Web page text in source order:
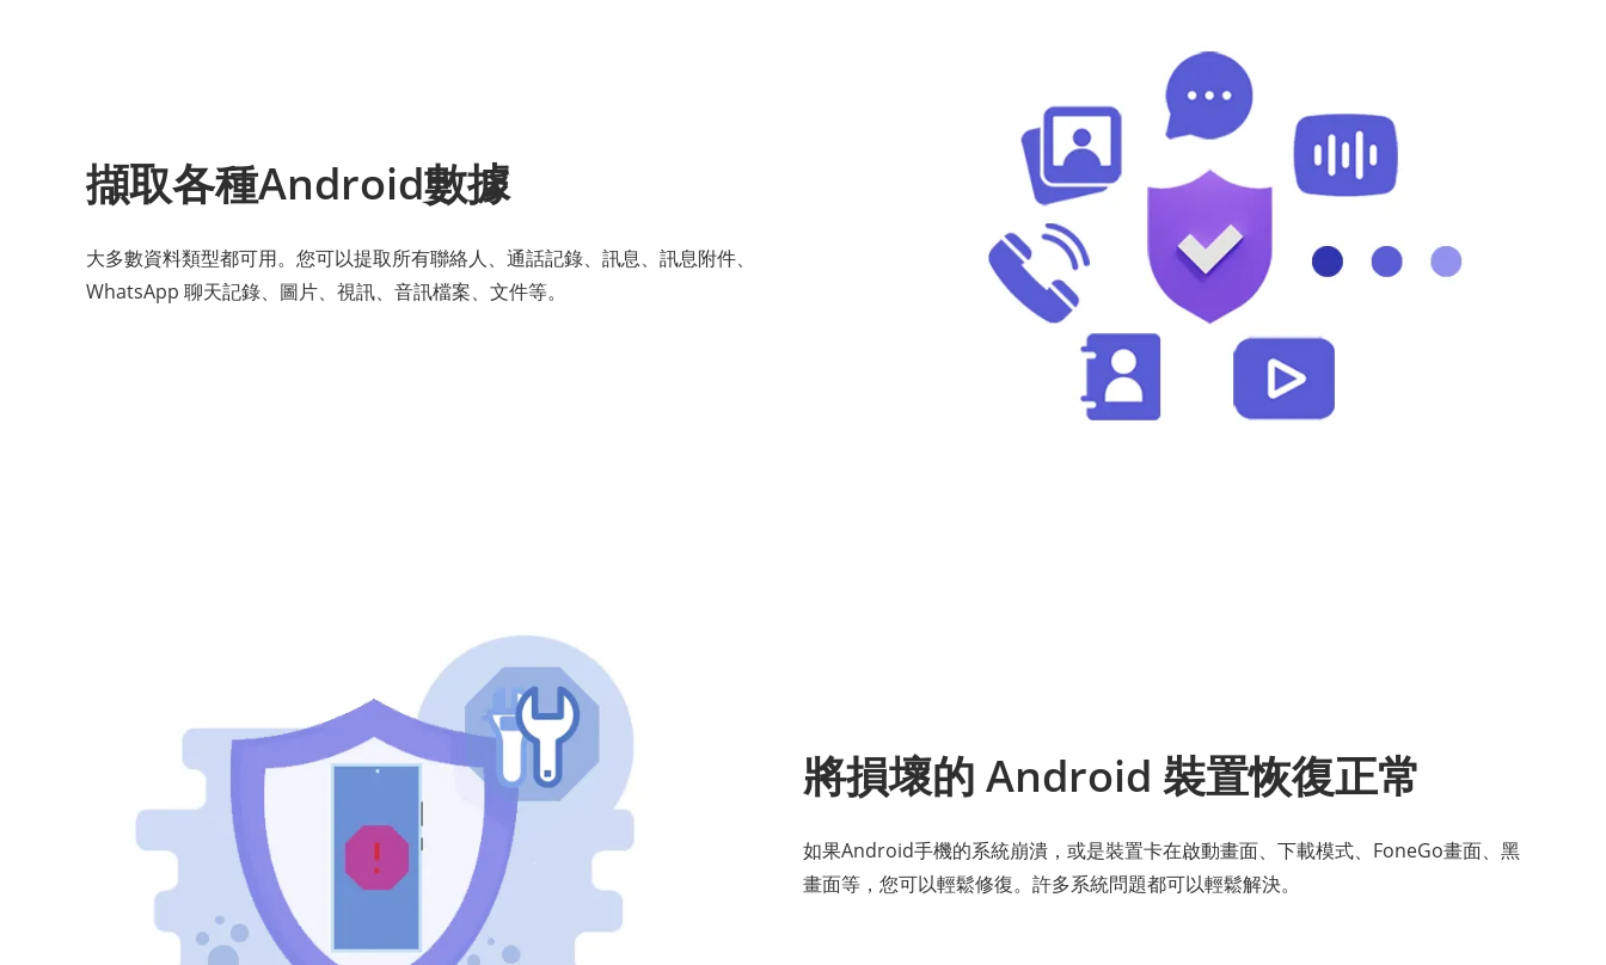
擷取各種Android數據
大多數資料類型都可用。您可以提取所有聯絡人、通話記錄、訊息、訊息附件、
WhatsApp 聊天記錄、圖片、視訊、音訊檔案、文件等。
將損壞的 Android 裝置恢復正常
如果Android手機的系統崩潰，或是裝置卡在啟動畫面、下載模式、FoneGo畫面、黑
畫面等，您可以輕鬆修復。許多系統問題都可以輕鬆解決。